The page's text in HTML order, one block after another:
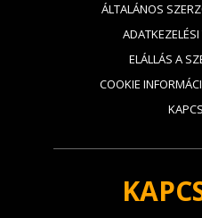
ÁLTALÁNOS
ELÁLLÁS A
COOKIE